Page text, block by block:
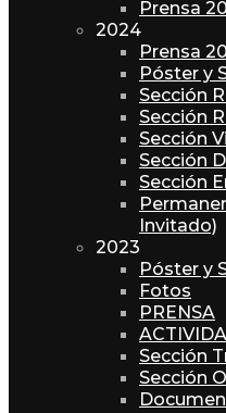
Prensa
2024
Prensa
Póster y
Sección
Sección
Sección
Sección
Sección
Invitado)
2023
Póster y
Fotos
PRENSA
Sección
Sección